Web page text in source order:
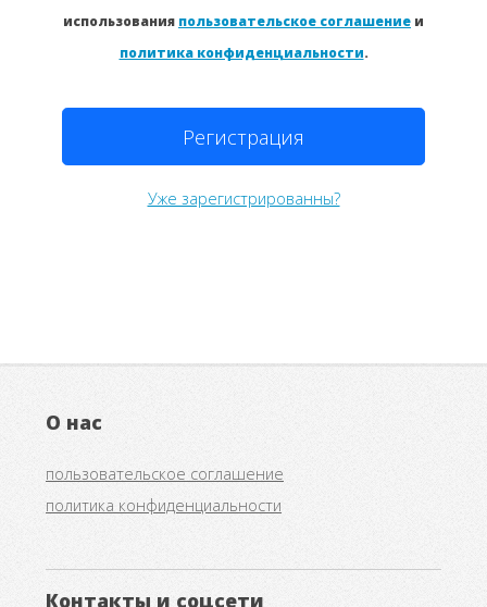
использования пользовательское соглашение и
политика конфиденциальности.
Регистрация
Уже зарегистрированны?
О нас
пользовательское соглашение
политика конфиденциальности
Контакты и соцсети